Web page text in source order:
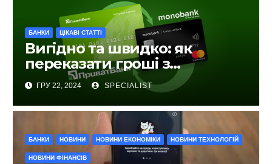
БАНКИ ЦІКАВІ СТАТТІ
Вигідно та швидко: як
переказати гроші з
ПриватБанку на Monobank
ГРУ 22, 2024 SPECIALIST
БАНКИ НОВИНИ НОВИНИ ЕКОНОМІКИ НОВИНИ ТЕХНОЛОГІЙ
НОВИНИ ФІНАНСІВ